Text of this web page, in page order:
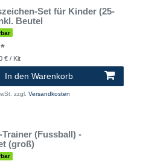
Set für Kinder (25-
Beutel
€ / Kit
In den Warenkorb
zzgl. Versandkosten
(Fussball) -
(groß)